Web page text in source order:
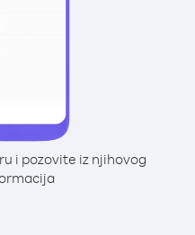
i pozovite iz njihovog